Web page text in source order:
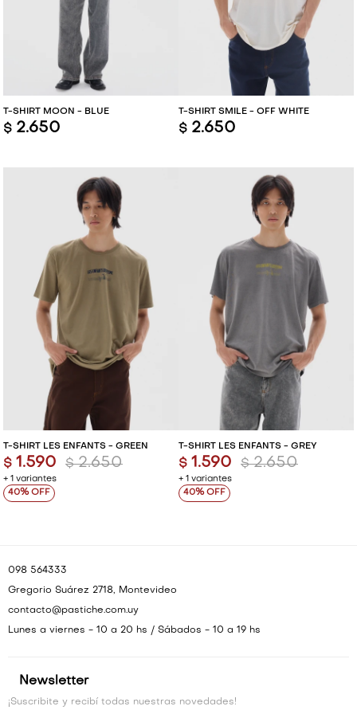
T-SHIRT MOON - BLUE
$ 2.650
T-SHIRT SMILE - OFF WHITE
$ 2.650
T-SHIRT LES ENFANTS - GREEN
+ 1 variantes
$ 1.590 $ 2.650
40
T-SHIRT LES ENFANTS - GREY
+ 1 variantes
$ 1.590 $ 2.650
40
Newsletter
¡Suscribite y recibí todas nuestras novedades!
098 564333
Gregorio Suárez 2718, Montevideo
contacto@pastiche.com.uy
Lunes a viernes - 10 a 20 hs / Sábados - 10 a 19 hs
VESTIDOS Y MONOS
CAMISAS Y BLUSAS
SHORTS Y FALDAS
VESTIDOS Y MONOS
CAMISAS Y BLUSAS
SHORTS Y FALDAS